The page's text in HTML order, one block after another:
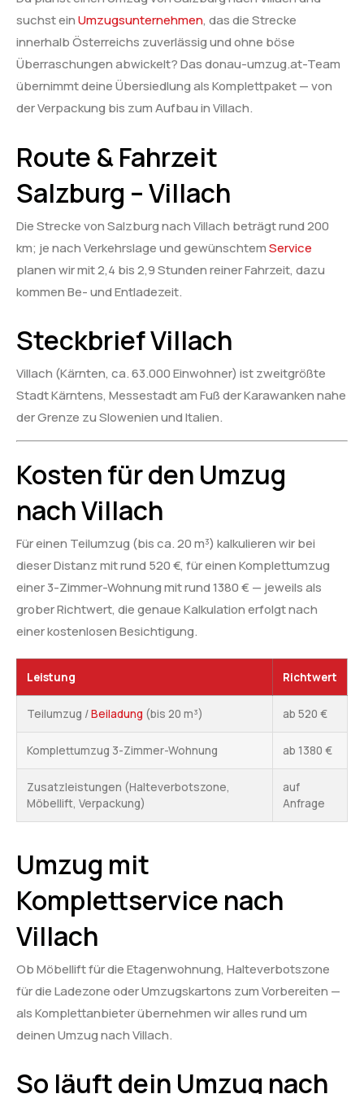
suchst einUmzugsunternehmen, das die Strecke
innerhalb Österreichs zuverlässig und ohne böse
Überraschungen abwickelt? Das donau-umzug.at-Team
übernimmt deine Übersiedlung als Komplettpaket — von
der Verpackung bis zum Aufbau in Villach.
Route & Fahrzeit
Salzburg – Villach
Die Strecke von Salzburg nach Villach beträgt rund 200
km; je nach Verkehrslage und gewünschtemService
planen wir mit 2,4 bis 2,9 Stunden reiner Fahrzeit, dazu
kommen Be- und Entladezeit.
Steckbrief Villach
Villach (Kärnten, ca. 63.000 Einwohner) ist zweitgrößte
Stadt Kärntens, Messestadt am Fuß der Karawanken nahe
der Grenze zu Slowenien und Italien.
Kosten für den Umzug
nach Villach
Für einen Teilumzug (bis ca. 20 m³) kalkulieren wir bei
dieser Distanz mit rund 520 €, für einen Komplettumzug
einer 3-Zimmer-Wohnung mit rund 1380 € — jeweils als
grober Richtwert, die genaue Kalkulation erfolgt nach
einer kostenlosen Besichtigung.
Leistung Richtwert
Teilumzug /Beiladung (bis 20 m³) ab 520 €
Komplettumzug 3-Zimmer-Wohnung ab 1380 €
Zusatzleistungen (Halteverbotszone,
Möbellift, Verpackung)
auf
Anfrage
Umzug mit
Komplettservice nach
Villach
Ob Möbellift für die Etagenwohnung, Halteverbotszone
für die Ladezone oder Umzugskartons zum Vorbereiten —
als Komplettanbieter übernehmen wir alles rund um
deinen Umzug nach Villach.
So läuft dein Umzug nach